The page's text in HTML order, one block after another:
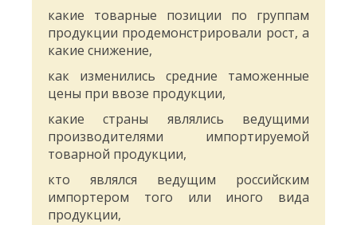
какие товарные позиции по группам
продукции продемонстрировали рост, а
какие снижение,
как изменились средние таможенные
цены при ввозе продукции,
какие страны являлись ведущими
производителями импортируемой
товарной продукции,
кто являлся ведущим российским
импортером того или иного вида
продукции,